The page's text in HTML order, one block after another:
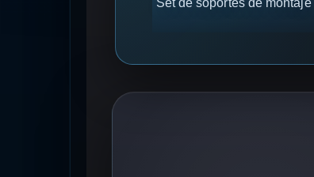
Set de soportes de